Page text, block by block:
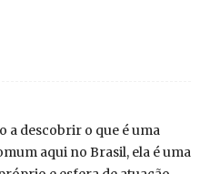
a descobrir o que é uma
aqui no Brasil, ela é uma